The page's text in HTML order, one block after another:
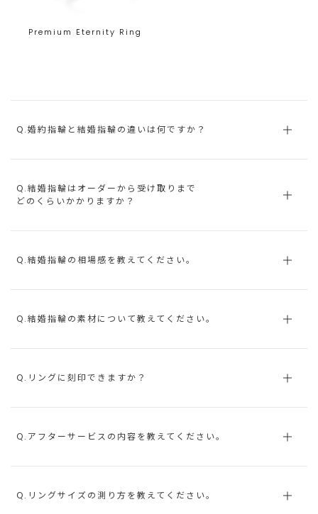
Premium Eternity Ring
Q.婚約指輪と結婚指輪の違いは何ですか？
Q.結婚指輪はオーダーから受け取りまで
どのくらいかかりますか？
Q.結婚指輪の相場感を教えてください。
Q.結婚指輪の素材について教えてください。
Q.リングに刻印できますか？
Q.アフターサービスの内容を教えてください。
Q.リングサイズの測り方を教えてください。